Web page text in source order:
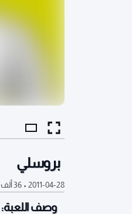
بروسلي
2011-04-28
• 36 ألف
وصف اللعبة: